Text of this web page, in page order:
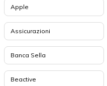
Apple
Assicurazioni
Banca Sella
Beactive